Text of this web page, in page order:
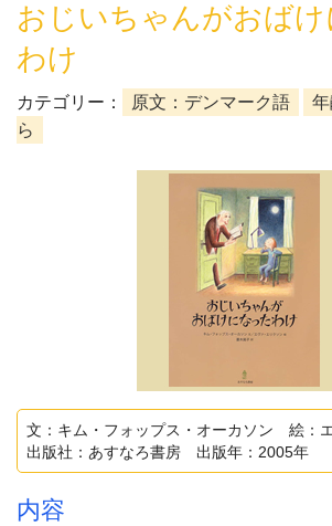
おじいちゃんがおばけ
わけ
カテゴリー： 原文：デンマーク語
ら
文：キム・フォップス・オーカソン 絵：
出版社：あすなろ書房 出版年：2005年
内容